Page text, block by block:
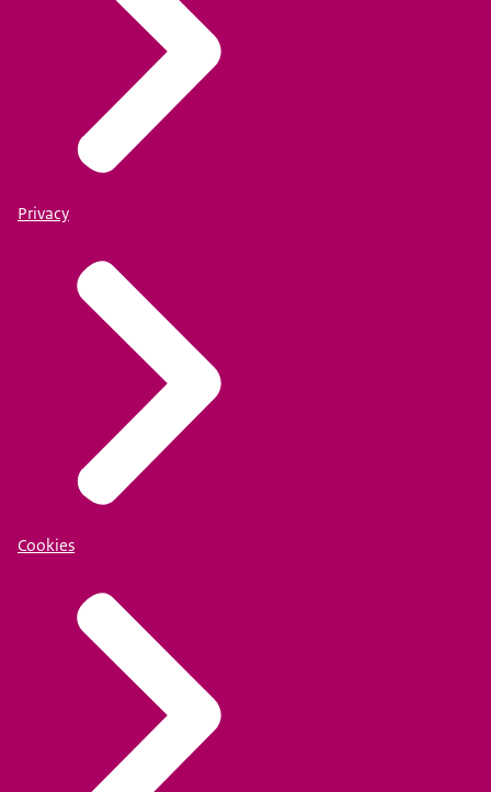
Privacy
Cookies